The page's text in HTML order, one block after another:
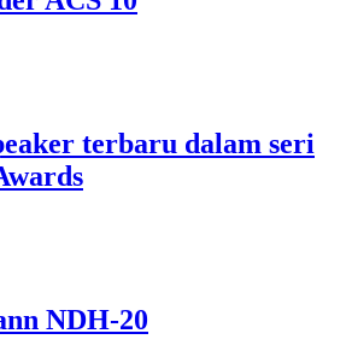
terbaru dalam seri
NDH-20